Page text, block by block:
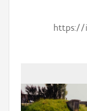
Downloads
https://